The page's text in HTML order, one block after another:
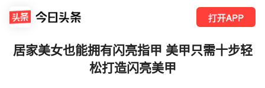
打开APP
居家美女也能拥有闪亮指甲 美甲只需十步轻
松打造闪亮美甲